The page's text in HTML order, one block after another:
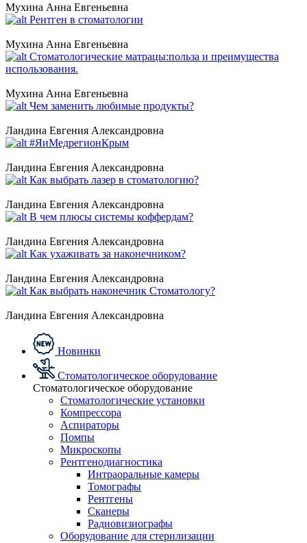
Мухина Анна Евгеньевна
Рентген в стоматологии
Мухина Анна Евгеньевна
Стоматологические матрацы:польза и преимущества
использования.
Мухина Анна Евгеньевна
Чем заменить любимые продукты?
Ландина Евгения Александровна
#ЯиМедрегионКрым
Ландина Евгения Александровна
Как выбрать лазер в стоматологию?
Ландина Евгения Александровна
В чем плюсы системы коффердам?
Ландина Евгения Александровна
Как ухаживать за наконечником?
Ландина Евгения Александровна
Как выбрать наконечник Стоматологу?
Ландина Евгения Александровна
Новинки
Стоматологическое оборудование
Стоматологическое оборудование
Стоматологические установки
Компрессора
Аспираторы
Помпы
Микроскопы
Рентгенодиагностика
Интраоральные камеры
Томографы
Рентгены
Сканеры
Радиовизиографы
Оборудование для стерилизации